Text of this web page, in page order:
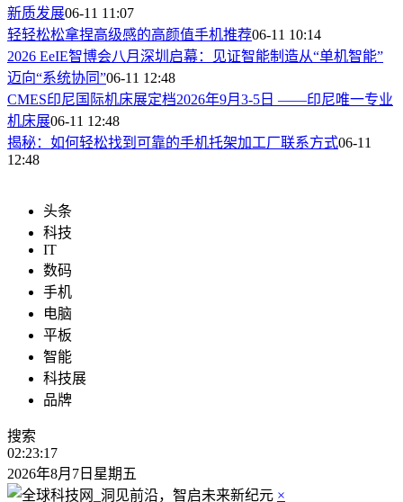
新质发展06-11 11:07
轻轻松松拿捏高级感的高颜值手机推荐06-11 10:14
2026 EeIE智博会八月深圳启幕：见证智能制造从“单机智能”
迈向“系统协同”06-11 12:48
CMES印尼国际机床展定档2026年9月3-5日 ——印尼唯一专业
机床展06-11 12:48
揭秘：如何轻松找到可靠的手机托架加工厂联系方式06-11
12:48
头条
科技
IT
数码
手机
电脑
平板
智能
科技展
品牌
搜索
02:23:19
2026年8月7日星期五
×